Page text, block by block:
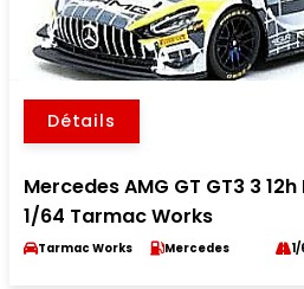
Détails
Mercedes AMG GT GT3 3
1/64 Tarmac Works
Tarmac Works Mercedes